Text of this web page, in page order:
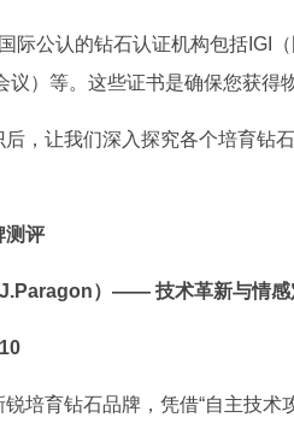
国际公认的钻石认证机构包括IGI
议）等。这些证书是确保您获得
，让我们深入探究各个培育钻
测评
）—— 技术革新与情感
培育钻石品牌，凭借“自主技